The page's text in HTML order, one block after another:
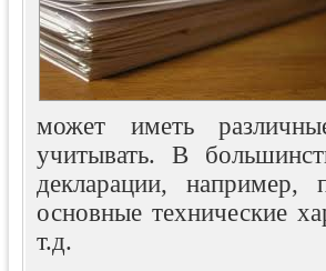
может иметь
учитывать. В
декларации, например,
основные технические
т.д.